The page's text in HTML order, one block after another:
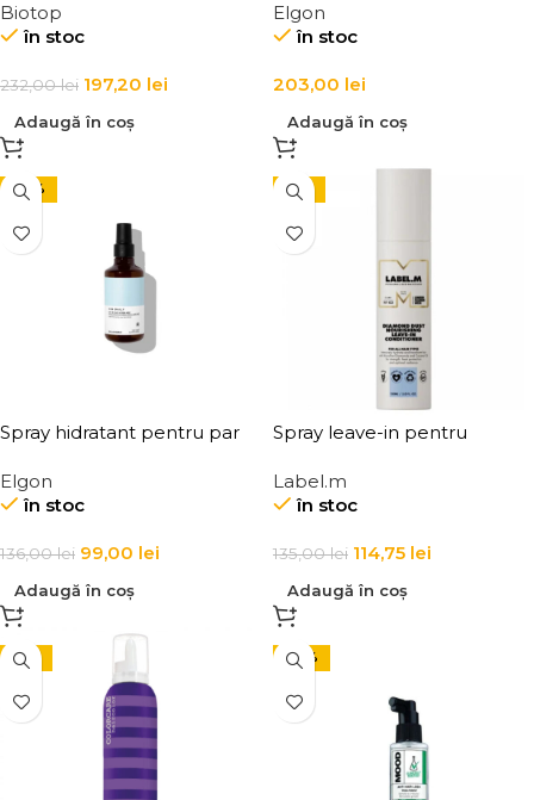
Biotop 911 Quinoa All In One
Biotop
în stoc
232,00lei 197,20 lei
Adaugă în coș
clatire LINK-D 5 Active
Repair
Elgon
în stoc
203,00 lei
Adaugă în coș
-27%
Spray hidratant pentru par
By-Day Hydra Mist
Elgon
în stoc
136,00lei 99,00 lei
Adaugă în coș
-15%
Spray leave-in pentru
parului Label.m Diamond
Dust Nourishing Leave-In
Label.m
în stoc
135,00lei 114,75 lei
Adaugă în coș
-15% -24%